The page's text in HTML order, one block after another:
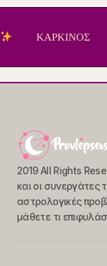
2019 All Rights
και οι
αστρολογικές
μάθετε τι